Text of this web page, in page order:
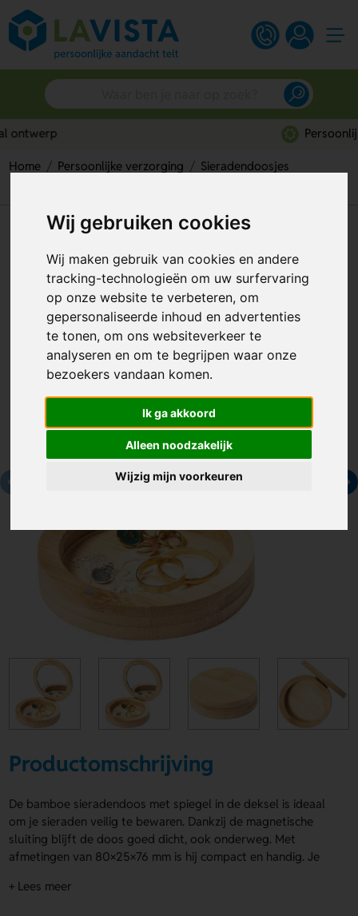
Wij gebruiken cookies
Wij maken gebruik van cookies en andere
tracking-technologieën om uw surfervaring
op onze website te verbeteren, om
gepersonaliseerde inhoud en advertenties
te tonen, om ons websiteverkeer te
analyseren en om te begrijpen waar onze
bezoekers vandaan komen.
Ik ga akkoord
Alleen noodzakelijk
Wijzig mijn voorkeuren
Home Persoonlijke verzorging
Sieradendoosjes
Bamboe sieradendoos met
spiegel
Artikelnummer: 308109
Productomschrijving
De bamboe sieradendoos met spiegel in de deksel is ideaal
om je sieraden veilig te bewaren. Dankzij de magnetische
sluiting blijft de doos goed dicht, ook onderweg. Met
afmetingen van 80×25×76 mm is hij compact en handig. Je
bedrukken of graveren met jouw ontwerp, inclusief
+ Lees meer